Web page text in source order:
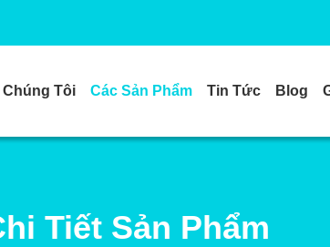
Chúng Tôi Các Sản Phẩm Tin Tức Blog
Tiết Sản Phẩm